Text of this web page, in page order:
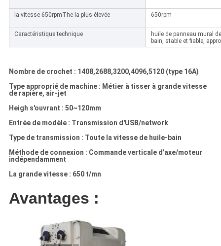
la vitesse 650rpmThe la plus élevée 650rpm
Caractéristique technique
huile de panneau mural
bain, stable et fiable,
Nombre de crochet : 1408,2688,3200,4096,5120 (type 16A)
Type approprié de machine : Métier à tisser à grande vitesse
de rapière, air-jet
Heigh s'ouvrant : 50~120mm
Entrée de modèle : Transmission d'USB/network
Type de transmission : Toute la vitesse de huile-bain
Méthode de connexion : Commande verticale d'axe/moteur
indépendamment
La grande vitesse : 650 t/mn
Avantages :